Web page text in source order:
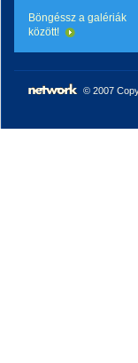
Böngéssz a galériák
között!
© 2007